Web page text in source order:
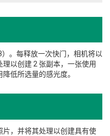
。每释放一次快门，相机将以
以创建 2 张副本，一张使用
低所选量的感光度。
，并将其处理以创建具有使